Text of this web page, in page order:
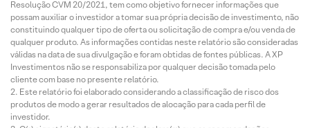
Resolução CVM 20/2021, tem como objetivo fornecer informações que
possam auxiliar o investidor a tomar sua própria decisão de investimento, não
constituindo qualquer tipo de oferta ou solicitação de compra e/ou venda de
qualquer produto. As informações contidas neste relatório são consideradas
válidas na data de sua divulgação e foram obtidas de fontes públicas. A XP
Investimentos não se responsabiliza por qualquer decisão tomada pelo
cliente com base no presente relatório.
Este relatório foi elaborado considerando a classificação de risco dos
produtos de modo a gerar resultados de alocação para cada perfil de
investidor.